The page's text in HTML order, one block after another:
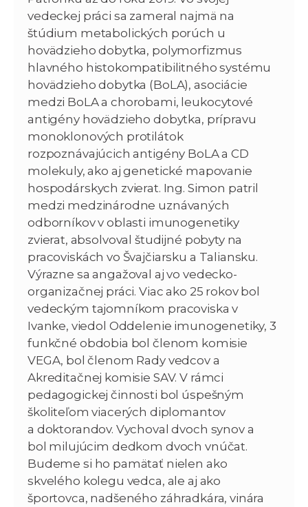
vedeckej práci sa zameral najmä na
štúdium metabolických porúch u
hovädzieho dobytka, polymorfizmus
hlavného histokompatibilitného systému
hovädzieho dobytka (BoLA), asociácie
medzi BoLA a chorobami, leukocytové
antigény hovädzieho dobytka, prípravu
monoklonových protilátok
rozpoznávajúcich antigény BoLA a CD
molekuly, ako aj genetické mapovanie
hospodárskych zvierat. Ing. Simon patril
medzi medzinárodne uznávaných
odborníkov v oblasti imunogenetiky
zvierat, absolvoval študijné pobyty na
pracoviskách vo Švajčiarsku a Taliansku.
Výrazne sa angažoval aj vo vedecko-
organizačnej práci. Viac ako 25 rokov bol
vedeckým tajomníkom pracoviska v
Ivanke, viedol Oddelenie imunogenetiky, 3
funkčné obdobia bol členom komisie
VEGA, bol členom Rady vedcov a
Akreditačnej komisie SAV. V rámci
pedagogickej činnosti bol úspešným
školiteľom viacerých diplomantov
a doktorandov. Vychoval dvoch synov a
bol milujúcim dedkom dvoch vnúčat.
Budeme si ho pamätať nielen ako
skvelého kolegu vedca, ale aj ako
športovca, nadšeného záhradkára, vinára